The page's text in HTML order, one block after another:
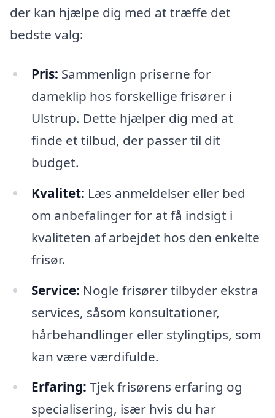
der kan hjælpe dig med at træffe det
bedste valg:
Pris: Sammenlign priserne for
dameklip hos forskellige frisører i
Ulstrup. Dette hjælper dig med at
finde et tilbud, der passer til dit
budget.
Kvalitet: Læs anmeldelser eller bed
om anbefalinger for at få indsigt i
kvaliteten af arbejdet hos den enkelte
frisør.
Service: Nogle frisører tilbyder ekstra
services, såsom konsultationer,
hårbehandlinger eller stylingtips, som
kan være værdifulde.
Erfaring: Tjek frisørens erfaring og
specialisering, især hvis du har